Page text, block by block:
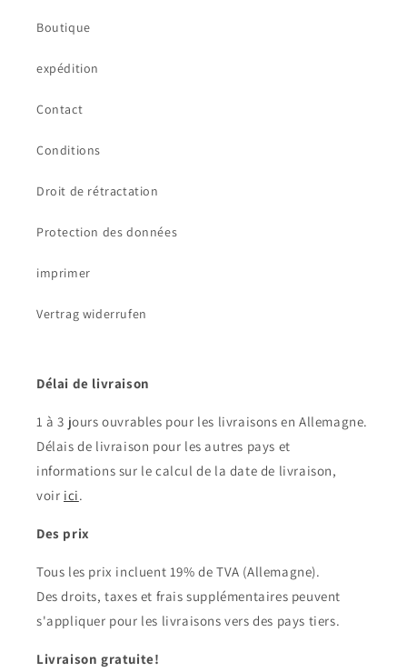
Boutique
expédition
Contact
Conditions
Droit de rétractation
Protection des données
imprimer
Vertrag widerrufen
Délai de livraison
1 à 3 jours ouvrables pour les livraisons en Allemagne.
Délais de livraison pour les autres pays et
informations sur le calcul de la date de livraison,
voir ici.
Des prix
Tous les prix incluent 19% de TVA (Allemagne).
Des droits, taxes et frais supplémentaires peuvent
s'appliquer pour les livraisons vers des pays tiers.
Livraison gratuite!